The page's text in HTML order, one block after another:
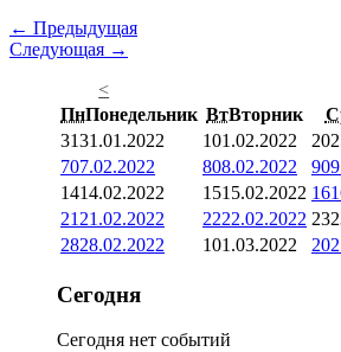
← Предыдущая
Следующая →
<
ПнПонедельник ВтВторник
3131.01.2022 101.02.2022 2
707.02.2022 808.02.2022 9
1414.02.2022 1515.02.2022 16
21 21.02.2022 2222.02.2022 23
2828.02.2022 101.03.2022 2
Сегодня
Сегодня нет событий